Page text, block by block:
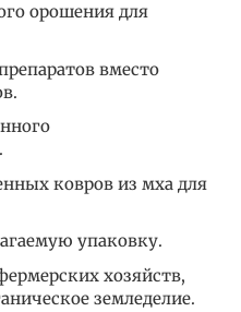
орошения для
вместо
ковров из мха для
упаковку.
хозяйств,
земледелие.